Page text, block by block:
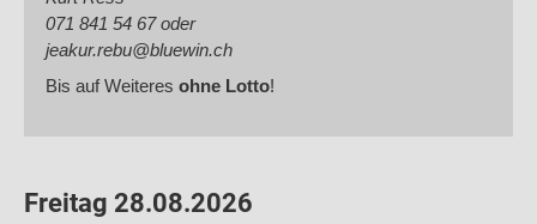
071 841 54 67 oder
jeakur.rebu@bluewin.ch
Bis auf Weiteres ohne Lotto!
Freitag 28.08.2026